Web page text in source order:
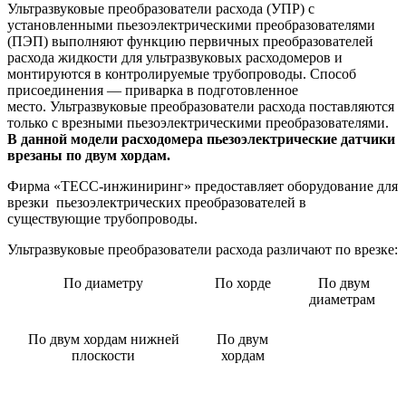
Ультразвуковые преобразователи расхода (УПР) с
установленными пьезоэлектрическими преобразователями
(ПЭП) выполняют функцию первичных преобразователей
расхода жидкости для ультразвуковых расходомеров и
монтируются в контролируемые трубопроводы. Способ
присоединения — приварка в подготовленное
место. Ультразвуковые преобразователи расхода поставляются
только с врезными пьезоэлектрическими преобразователями.
В данной модели расходомера пьезоэлектрические датчики
врезаны по двум хордам.
Фирма «ТЕСС-инжиниринг» предоставляет оборудование для
врезки пьезоэлектрических преобразователей в
существующие трубопроводы.
Ультразвуковые преобразователи расхода различают по врезке:
По диаметру По хорде
По двум
диаметрам
По двум хордам нижней
плоскости
По двум
хордам